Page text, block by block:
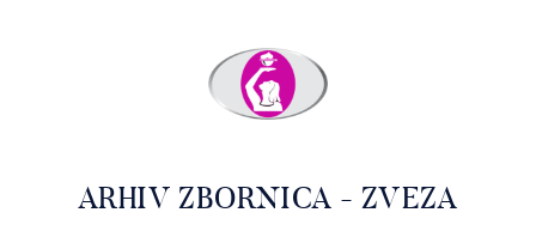
ARHIV ZBORNICA - ZVEZA